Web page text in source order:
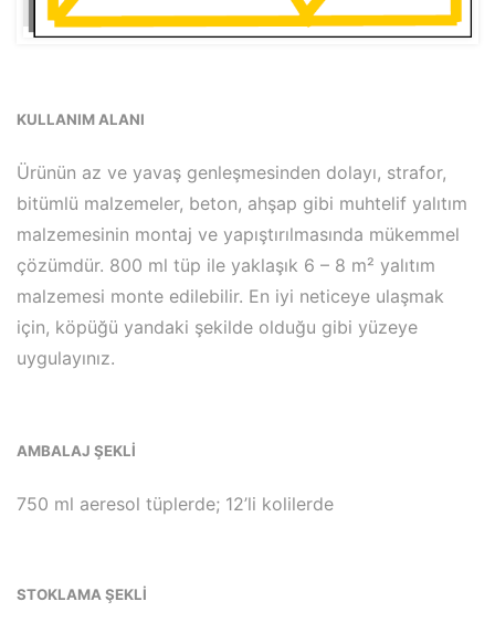
KULLANIM ALANI
Ürünün az ve yavaş genleşmesinden dolayı, strafor,
bitümlü malzemeler, beton, ahşap gibi muhtelif yalıtım
malzemesinin montaj ve yapıştırılmasında mükemmel
çözümdür. 800 ml tüp ile yaklaşık 6 – 8 m² yalıtım
malzemesi monte edilebilir. En iyi neticeye ulaşmak
için, köpüğü yandaki şekilde olduğu gibi yüzeye
uygulayınız.
AMBALAJ ŞEKLİ
750 ml aeresol tüplerde; 12’li kolilerde
STOKLAMA ŞEKLİ